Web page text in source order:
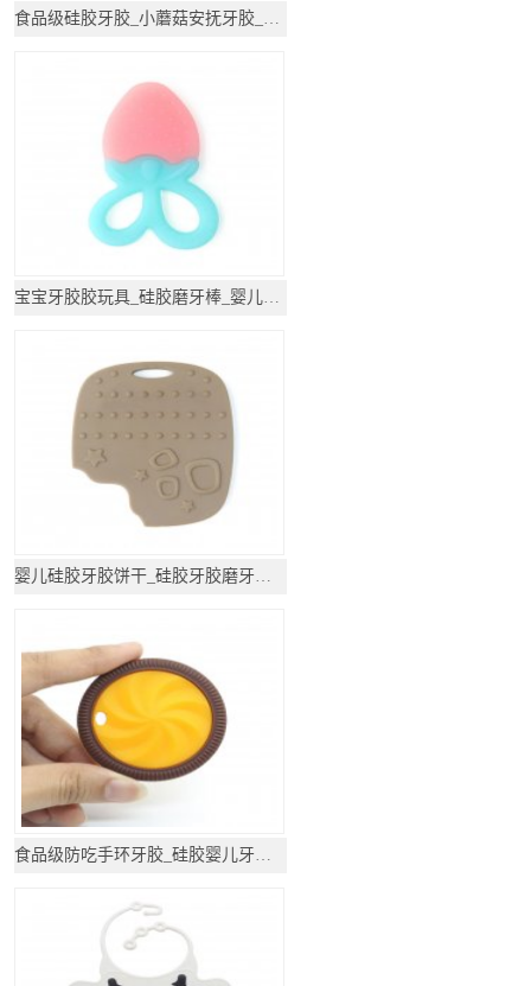
食品级硅胶牙胶_小蘑菇安抚牙胶_防吃手神器磨牙
宝宝牙胶胶玩具_硅胶磨牙棒_婴儿磨牙硅胶
婴儿硅胶牙胶饼干_硅胶牙胶磨牙棒_硅胶咬咬乐
食品级防吃手环牙胶_硅胶婴儿牙胶_磨牙棒牙胶